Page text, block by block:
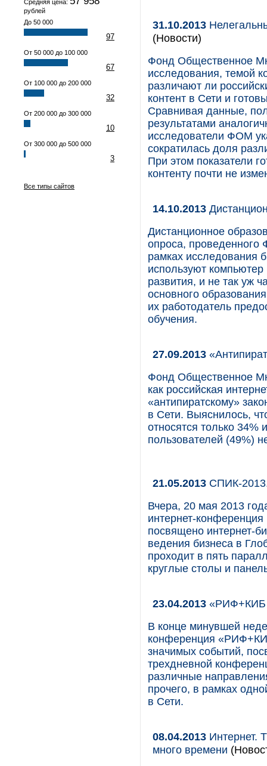
Средняя цена:
рублей
До 50 000
97
От 50 000 до 100 000
67
От 100 000 до 200 000
32
От 200 000 до 300 000
10
От 300 000 до 500 000
3
Все типы сайтов
31.10.2013
(Новости)
Фонд Общественное
исследования, темой
различают ли
контент в Сети и
Сравнивая данные,
результатами
исследователи ФОМ
сократилась доля
При этом показатели
контенту почти не
14.10.2013
Дистанционное
опроса,
рамках исследования
используют
развития, и не так уж
основного
их работодатель
обучения.
27.09.2013
Фонд Общественное
как российская
«антипиратскому»
в Сети. Выяснилось,
относятся только 34%
пользователей (49%)
21.05.2013 СПИК-
Вчера, 20 мая 2013
интернет-
посвящено интернет-
ведения бизнеса в
проходит в пять
круглые столы и
23.04.2013 «РИФ+КИБ
В конце минувшей
конференция
значимых событий,
трехдневной
различные
прочего, в рамках
в Сети.
08.04.2013 Интернет.
много времени